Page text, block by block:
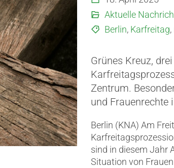
Aktuelle
Berlin, Karfreitag,
Grünes Kreuz,
Zentrum.
und Frauenrechte
Berlin (KNA) Am
sind in diesem Jahr
Situation von